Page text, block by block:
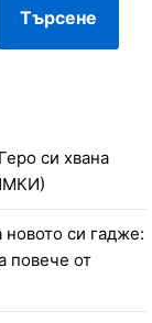
Търсене
си хвана
си гадже:
повече от